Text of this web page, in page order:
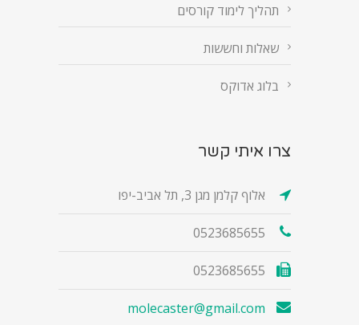
תהליך לימוד קורסים
שאלות וחששות
בלוג אדוקס
צרו איתי קשר
אלוף קלמן מגן 3, תל אביב-יפו
0523685655
0523685655
molecaster@gmail.com